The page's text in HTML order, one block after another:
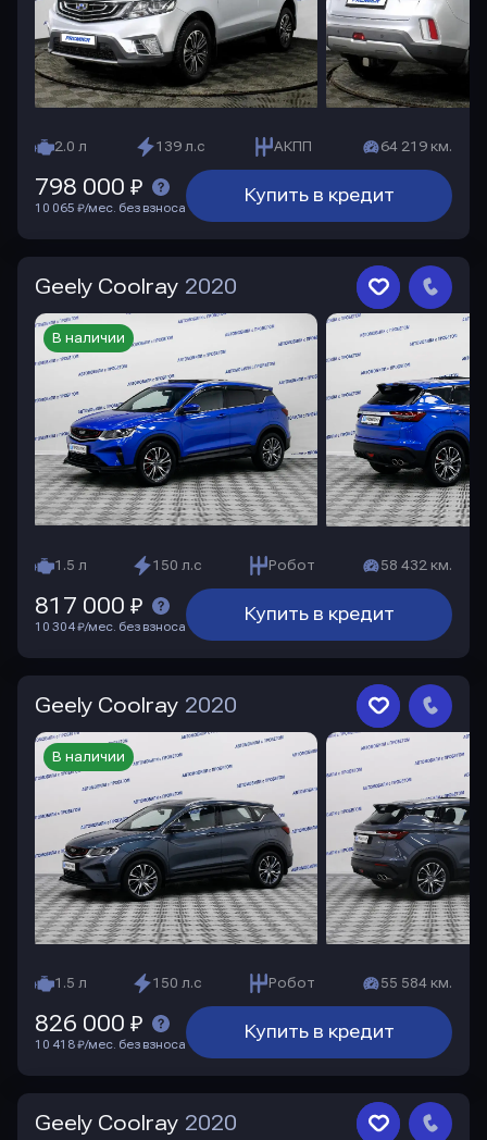
2.0 л 139 л.с АКПП 64 219 км.
Купить в кредит
798 000 ₽
10 065 ₽/мес. без взноса
Geely Coolray 2020
1.5 л 150 л.с Робот 58 432 км.
В наличии
Купить в кредит
817 000 ₽
10 304 ₽/мес. без взноса
Geely Coolray 2020
1.5 л 150 л.с Робот 55 584 км.
В наличии
Купить в кредит
826 000 ₽
10 418 ₽/мес. без взноса
Geely Coolray 2020